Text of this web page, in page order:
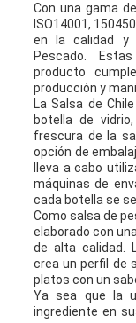
Con una gama
ISO14001,
en la calidad y
Pescado.
producto
producción y
La Salsa de
botella de
frescura de la
opción de
lleva a cabo
máquinas de
cada botella se
Como salsa de
elaborado con
de alta calidad.
crea un perfil de
platos con un
Ya sea que la
ingrediente en